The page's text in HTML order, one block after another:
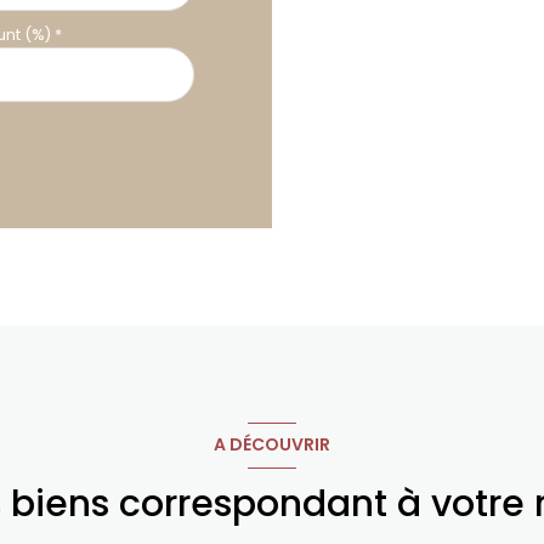
(%) *
A DÉCOUVRIR
biens correspondant à votre